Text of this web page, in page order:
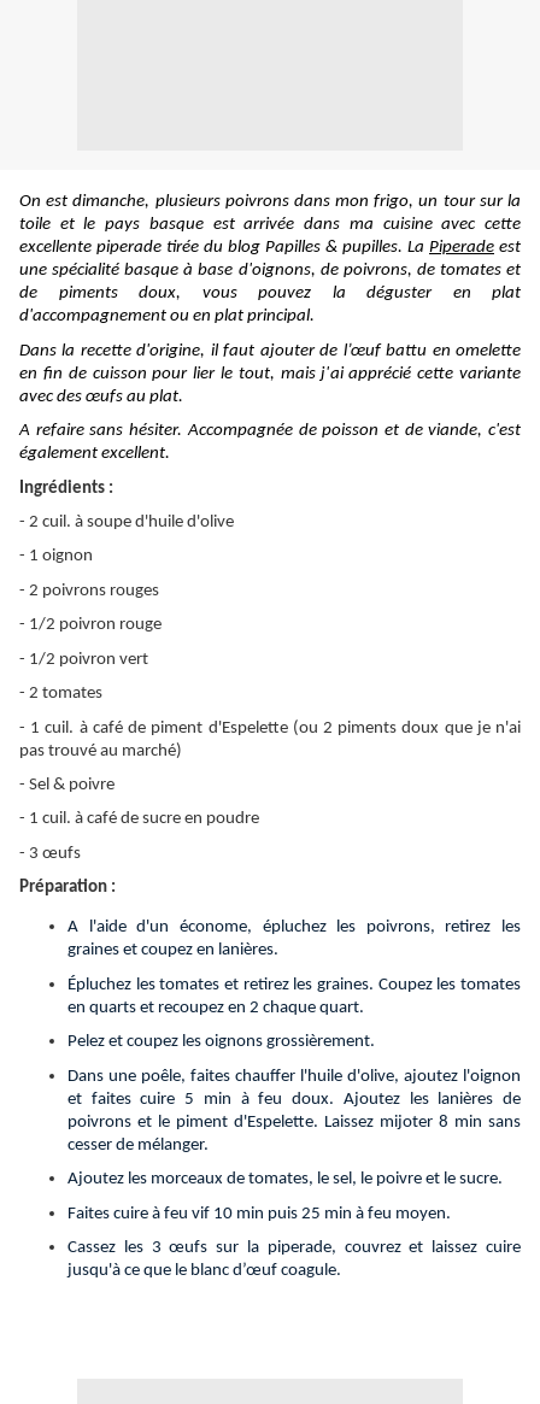
On est dimanche, plusieurs poivrons dans mon frigo, un tour sur la
toile et le pays basque est arrivée dans ma cuisine avec cette
excellente piperade tirée du blog Papilles & pupilles. La Piperade est
une spécialité basque à base d'oignons, de poivrons, de tomates et
de piments doux, vous pouvez la déguster en plat
d'accompagnement ou en plat principal.
Dans la recette d'origine, il faut ajouter de l’œuf battu en omelette
en fin de cuisson pour lier le tout, mais j'ai apprécié cette variante
avec des œufs au plat.
A refaire sans hésiter. Accompagnée de poisson et de viande, c'est
également excellent.
Ingrédients :
- 2 cuil. à soupe d'huile d'olive
- 1 oignon
- 2 poivrons rouges
- 1/2 poivron rouge
- 1/2 poivron vert
- 2 tomates
- 1 cuil. à café de piment d'Espelette (ou 2 piments doux que je n'ai
pas trouvé au marché)
- Sel & poivre
- 1 cuil. à café de sucre en poudre
- 3 œufs
Préparation :
A l'aide d'un économe, épluchez les poivrons, retirez les
graines et coupez en lanières.
Épluchez les tomates et retirez les graines. Coupez les tomates
en quarts et recoupez en 2 chaque quart.
Pelez et coupez les oignons grossièrement.
Dans une poêle, faites chauffer l'huile d'olive, ajoutez l'oignon
et faites cuire 5 min à feu doux. Ajoutez les lanières de
poivrons et le piment d'Espelette. Laissez mijoter 8 min sans
cesser de mélanger.
Ajoutez les morceaux de tomates, le sel, le poivre et le sucre.
Faites cuire à feu vif 10 min puis 25 min à feu moyen.
Cassez les 3 œufs sur la piperade, couvrez et laissez cuire
jusqu'à ce que le blanc d’œuf coagule.